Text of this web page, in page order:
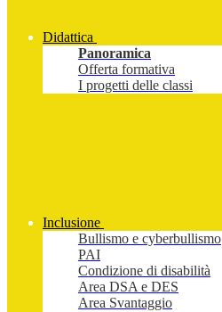
Didattica
Panoramica
Offerta formativa
I progetti delle classi
Inclusione
Bullismo e cyberbullismo
PAI
Condizione di disabilità
Area DSA e DES
Area Svantaggio